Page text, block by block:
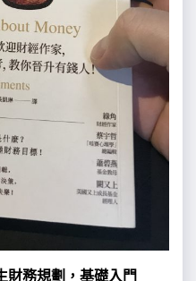
財務規劃，基礎入門